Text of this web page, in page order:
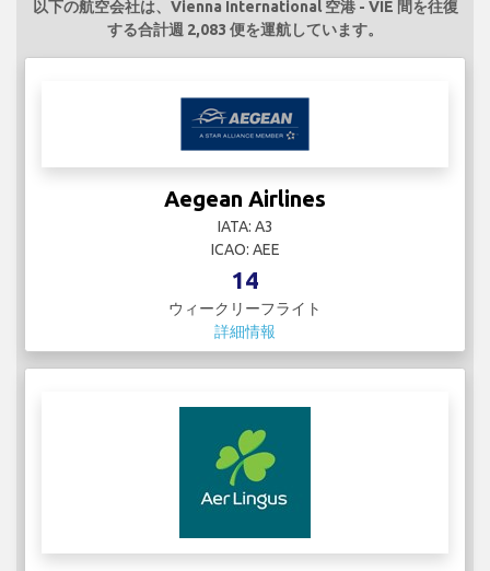
以下の航空会社は、Vienna International 空港 - VIE 間を往復
する合計週 2,083 便を運航しています。
Aegean Airlines
IATA: A3
ICAO: AEE
14
ウィークリーフライト
詳細情報